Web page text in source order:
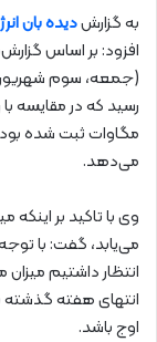
به گزارشدیده بان
افزود: بر اساس
می‌دهد.
وی با تاکید بر
می‌یابد، گفت: با
انتظار داشتیم
انتهای هفته
اوج باشد.